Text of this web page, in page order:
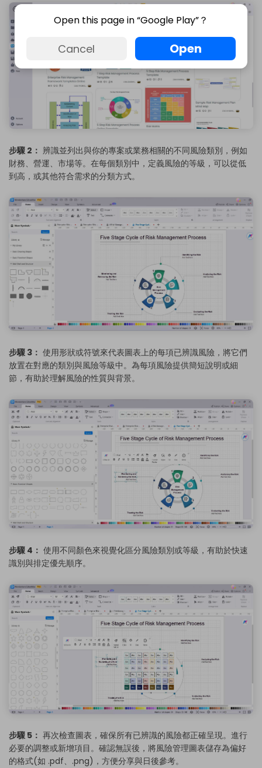
步驟 2： 辨識並列出與你的專案或業務相關的不同風險類別，例如
財務、營運、市場等。在每個類別中，定義風險的等級，可以從低
到高，或其他符合需求的分類方式。
步驟 3： 使用形狀或符號來代表圖表上的每項已辨識風險，將它們
放置在對應的類別與風險等級中。為每項風險提供簡短說明或細
節，有助於理解風險的性質與背景。
步驟 4： 使用不同顏色來視覺化區分風險類別或等級，有助於快速
識別與排定優先順序。
步驟 5： 再次檢查圖表，確保所有已辨識的風險都正確呈現。進行
必要的調整或新增項目。確認無誤後，將風險管理圖表儲存為偏好
的格式(如 .pdf、.png)，方便分享與日後參考。
Open this page in “Google Play”？
Cancel Open